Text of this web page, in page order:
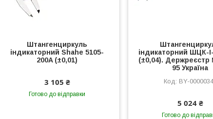
Штангенциркуль
індикаторний Shahe 5105-
200A (±0,01)
3 105 ₴
Готово до відправки
індикаторний ШЦК-
(±0,04). Держреєстр
95 Україна
BY-
5 024 ₴
Готово до